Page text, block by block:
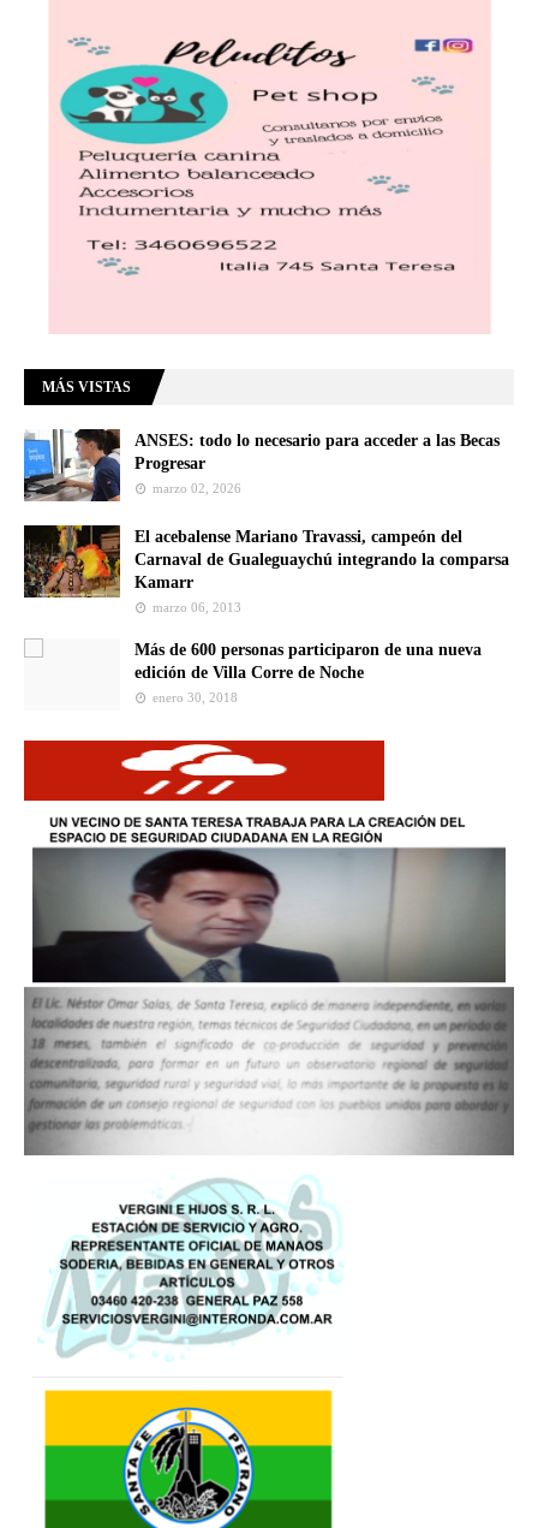
MÁS VISTAS
ANSES: todo lo necesario para acceder a las Becas
Progresar
marzo 02, 2026
El acebalense Mariano Travassi, campeón del
Carnaval de Gualeguaychú integrando la comparsa
Kamarr
marzo 06, 2013
Más de 600 personas participaron de una nueva
edición de Villa Corre de Noche
enero 30, 2018